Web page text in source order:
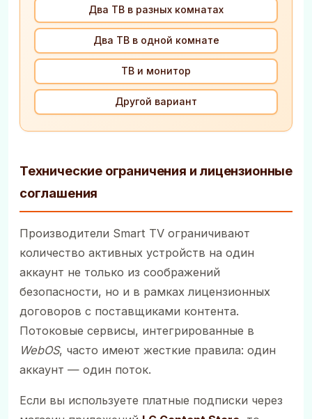
Два ТВ в разных комнатах
Два ТВ в одной комнате
ТВ и монитор
Другой вариант
Технические ограничения и лицензионные
соглашения
Производители Smart TV ограничивают
количество активных устройств на один
аккаунт не только из соображений
безопасности, но и в рамках лицензионных
договоров с поставщиками контента.
Потоковые сервисы, интегрированные в
WebOS, часто имеют жесткие правила: один
аккаунт — один поток.
Если вы используете платные подписки через